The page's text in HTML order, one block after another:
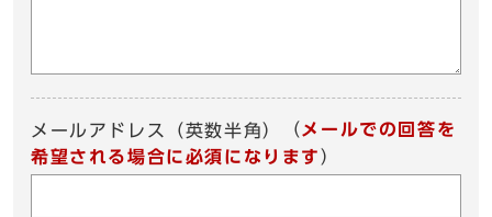
メールアドレス（英数半角） （ メールでの回答を
希望される場合に必須になります ）